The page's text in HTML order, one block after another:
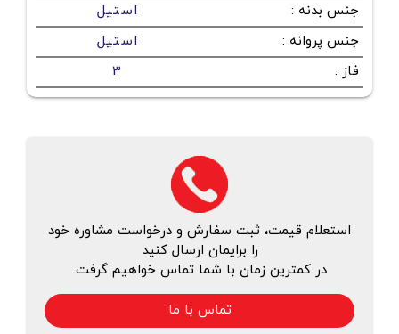
جنس بدنه :
استیل
جنس پروانه :
استیل
فاز :
3
استعلام قیمت، ثبت سفارش و درخواست مشاوره خود
را برایمان ارسال کنید
در کمترین زمان با شما تماس خواهیم گرفت.
تماس با ما